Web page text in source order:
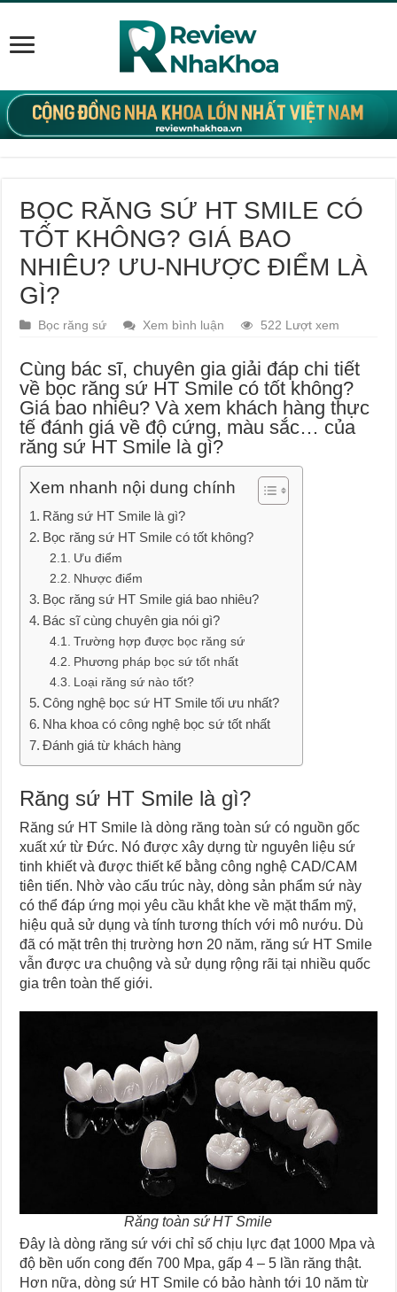
BỌC RĂNG SỨ HT SMILE CÓ
TỐT KHÔNG? GIÁ BAO
NHIÊU? ƯU-NHƯỢC ĐIỂM LÀ
GÌ?
Bọc răng sứ Xem bình luận 522 Lượt xem
Cùng bác sĩ, chuyên gia giải đáp chi tiết
về bọc răng sứ HT Smile có tốt không?
Giá bao nhiêu? Và xem khách hàng thực
tế đánh giá về độ cứng, màu sắc… của
răng sứ HT Smile là gì?
Xem nhanh nội dung chính
Răng sứ HT Smile là gì?
Bọc răng sứ HT Smile có tốt không?
Ưu điểm
Nhược điểm
Bọc răng sứ HT Smile giá bao nhiêu?
Bác sĩ cùng chuyên gia nói gì?
Trường hợp được bọc răng sứ
Phương pháp bọc sứ tốt nhất
Loại răng sứ nào tốt?
Công nghệ bọc sứ HT Smile tối ưu nhất?
Nha khoa có công nghệ bọc sứ tốt nhất
Đánh giá từ khách hàng
Răng sứ HT Smile là gì?
Răng sứ HT Smile là dòng răng toàn sứ có nguồn gốc
xuất xứ từ Đức. Nó được xây dựng từ nguyên liệu sứ
tinh khiết và được thiết kế bằng công nghệ CAD/CAM
tiên tiến. Nhờ vào cấu trúc này, dòng sản phẩm sứ này
có thể đáp ứng mọi yêu cầu khắt khe về mặt thẩm mỹ,
hiệu quả sử dụng và tính tương thích với mô nướu. Dù
đã có mặt trên thị trường hơn 20 năm, răng sứ HT Smile
vẫn được ưa chuộng và sử dụng rộng rãi tại nhiều quốc
gia trên toàn thế giới.
Răng toàn sứ HT Smile
Đây là dòng răng sứvới chỉ số chịu lực đạt 1000 Mpa và
độ bền uốn cong đến 700 Mpa, gấp 4 – 5 lần răng thật.
Hơn nữa, dòng sứ HT Smile có bảo hành tới 10 năm từ